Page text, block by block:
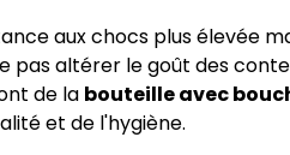
aux chocs plus élevée
altérer le goût des
de la bouteille avec
et de l'hygiène.